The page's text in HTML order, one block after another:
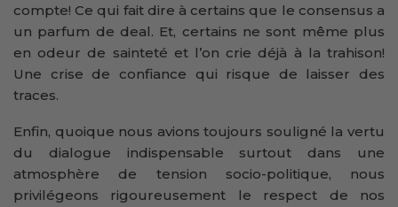
compte! Ce qui fait dire à certains que le consensus a
un parfum de deal. Et, certains ne sont même plus
en odeur de sainteté et l’on crie déjà à la trahison!
Une crise de confiance qui risque de laisser des
traces.
Enfin, quoique nous avions toujours souligné la vertu
du dialogue indispensable surtout dans une
atmosphère de tension socio-politique, nous
privilégeons rigoureusement le respect de nos